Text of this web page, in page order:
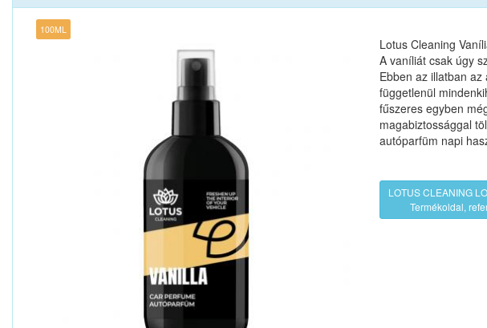
100ML
Lotus Cleaning
A vaníliát csak úgy
Ebben az illatban
függetlenül
fűszeres egyben
magabiztossággal
autóparfüm napi
LOTUS CLEANING
Termékoldal,